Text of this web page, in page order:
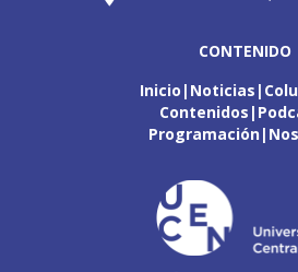
CONTENIDO
Inicio Noticias
Contenidos
Programación